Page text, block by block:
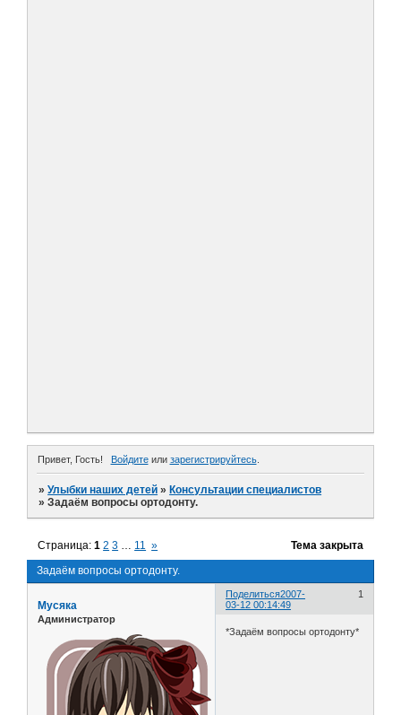
Привет, Гость! Войдитеили зарегистрируйтесь.
»Улыбки наших детей » Консультации специалистов
»Задаём вопросы ортодонту.
Задаём вопросы ортодонту.
Страница:1 2 3 … 11 » Тема закрыта
Поделиться 1
2007-
03-12 00:14:49
Мусяка
Администратор
*Задаём вопросы ортодонту*